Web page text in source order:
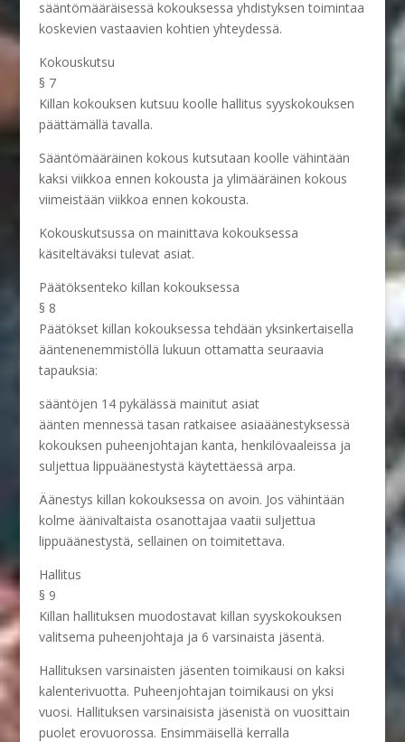
sääntömääräisessä kokouksessa yhdistyksen toimintaa
koskevien vastaavien kohtien yhteydessä.
Kokouskutsu
§ 7
Killan kokouksen kutsuu koolle hallitus syyskokouksen
päättämällä tavalla.
Sääntömääräinen kokous kutsutaan koolle vähintään
kaksi viikkoa ennen kokousta ja ylimääräinen kokous
viimeistään viikkoa ennen kokousta.
Kokouskutsussa on mainittava kokouksessa
käsiteltäväksi tulevat asiat.
Päätöksenteko killan kokouksessa
§ 8
Päätökset killan kokouksessa tehdään yksinkertaisella
ääntenenemmistöllä lukuun ottamatta seuraavia
tapauksia:
sääntöjen 14 pykälässä mainitut asiat
äänten mennessä tasan ratkaisee asiaäänestyksessä
kokouksen puheenjohtajan kanta, henkilövaaleissa ja
suljettua lippuäänestystä käytettäessä arpa.
Äänestys killan kokouksessa on avoin. Jos vähintään
kolme äänivaltaista osanottajaa vaatii suljettua
lippuäänestystä, sellainen on toimitettava.
Hallitus
§ 9
Killan hallituksen muodostavat killan syyskokouksen
valitsema puheenjohtaja ja 6 varsinaista jäsentä.
Hallituksen varsinaisten jäsenten toimikausi on kaksi
kalenterivuotta. Puheenjohtajan toimikausi on yksi
vuosi. Hallituksen varsinaisista jäsenistä on vuosittain
puolet erovuorossa. Ensimmäisellä kerralla